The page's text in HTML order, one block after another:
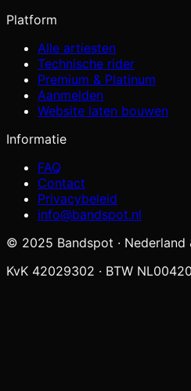
Platform
Alle artiesten
Technische rider
Premium & Platinum
Aanmelden
Website laten bouwen
Informatie
FAQ
Contact
Privacybeleid
info@bandspot.nl
© 2025 Bandspot · Nederland
KvK 42029302 · BTW